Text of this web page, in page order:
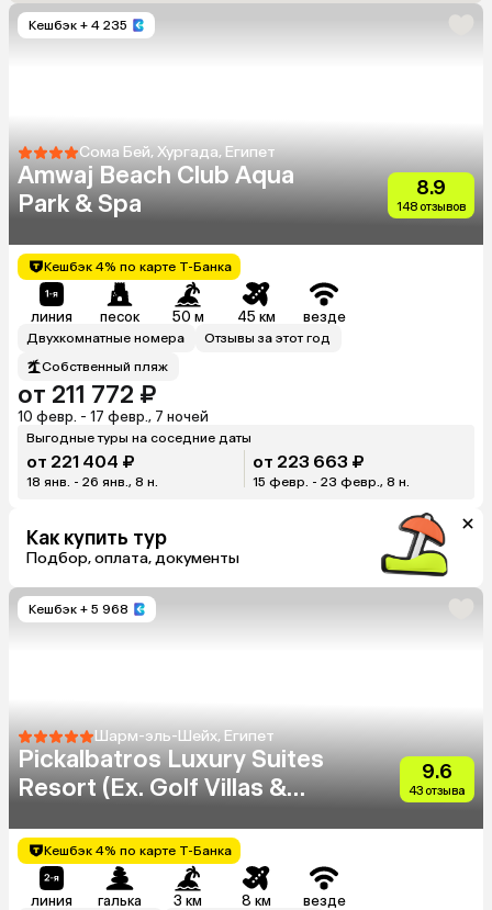
Кешбэк + 4 235
Сома Бей, Хургада, Египет
Amwaj Beach Club Aqua
Park & Spa
8.9
148 отзывов
Кешбэк 4% по карте Т-Банка
линия песок 50 м 45 км везде
Двухкомнатные номера
Отзывы за этот год
Собственный пляж
от 211 772 ₽
10 февр. - 17 февр., 7 ночей
Выгодные туры на соседние даты
от 221 404 ₽
18 янв. - 26 янв., 8 н.
от 223 663 ₽
15 февр. - 23 февр., 8 н.
Как купить тур
Подбор, оплата, документы
Кешбэк + 5 968
Шарм-эль-Шейх, Египет
Pickalbatros Luxury Suites
Resort (Ex. Golf Villas &
9.6
43 отзыва
Кешбэк 4% по карте Т-Банка
линия галька 3 км 8 км везде